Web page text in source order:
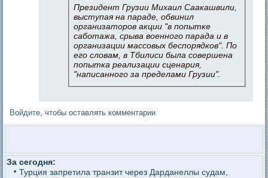
Президент Грузии Михаил Саакашвили,
выступая на параде, обвинил
организаторов акции "в попытке
саботажа, срыва военного парада и в
организации массовых беспорядков". По
его словам, в Тбилиси была совершена
попытка реализации сценария,
"написанного за пределами Грузии".
Войдите , чтобы оставлять комментарии
За сегодня:
Турция запретила транзит через Дарданеллы судам,